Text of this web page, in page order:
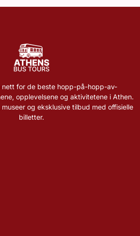
nett for de beste hopp-på-hopp-av-
opplevelsene og aktivitetene i Athen.
og eksklusive tilbud med offisielle
billetter.